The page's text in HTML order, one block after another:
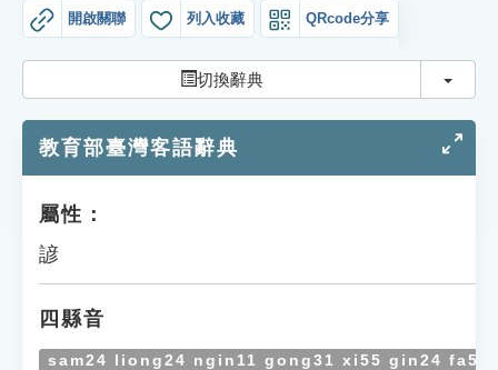
單字索引
生命大百科索引
遊戲專區
教學應用
貓頭鷹博士
開啟關聯 列入收藏 QRcode分享
切換辭典 切換
教育部臺灣客語辭典
屬性：
諺
四縣音
sam24 liong24 ngin11 gong31 xi55 gin24 fa55